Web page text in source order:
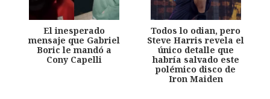
El inesperado
mensaje que Gabriel
Boric le mandó a
Cony Capelli
Todos lo odian, pero
Steve Harris revela el
único detalle que
habría salvado este
polémico disco de
Iron Maiden